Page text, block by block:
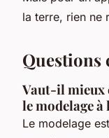
la terre, rien ne
Questions
Vaut-il mieux
le modelage à
Le modelage